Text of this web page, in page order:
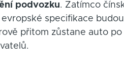
podvozku. Zatímco
specifikace
přitom zůstane auto